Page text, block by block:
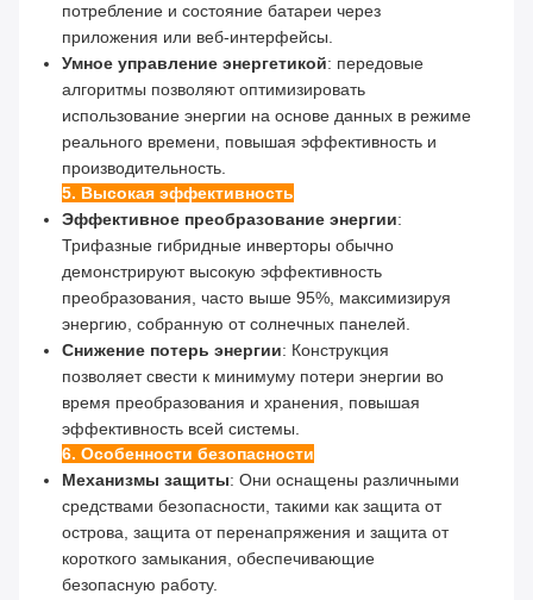
потребление и состояние батареи через
приложения или веб-интерфейсы.
Умное управление энергетикой: передовые
алгоритмы позволяют оптимизировать
использование энергии на основе данных в режиме
реального времени, повышая эффективность и
производительность.
5. Высокая эффективность
Эффективное преобразование энергии:
Трифазные гибридные инверторы обычно
демонстрируют высокую эффективность
преобразования, часто выше 95%, максимизируя
энергию, собранную от солнечных панелей.
Снижение потерь энергии: Конструкция
позволяет свести к минимуму потери энергии во
время преобразования и хранения, повышая
эффективность всей системы.
6. Особенности безопасности
Механизмы защиты: Они оснащены различными
средствами безопасности, такими как защита от
острова, защита от перенапряжения и защита от
короткого замыкания, обеспечивающие
безопасную работу.